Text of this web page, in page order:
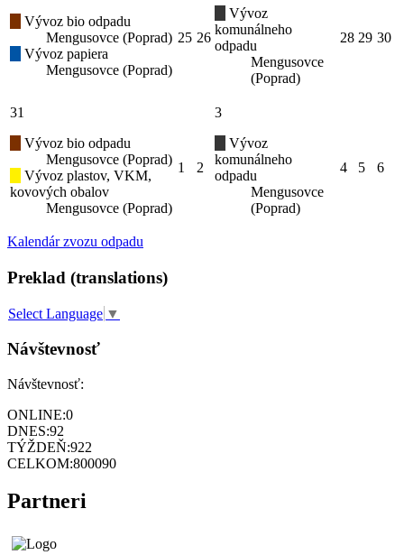
Vývoz bio odpadu
Mengusovce (Poprad)
Vývoz papiera
Mengusovce (Poprad)
25 26
Vývoz
komunálneho
odpadu
Mengusovce
(Poprad)
28 29 30
31
Vývoz bio odpadu
Mengusovce (Poprad)
Vývoz plastov, VKM,
kovových obalov
Mengusovce (Poprad)
1 2
3
Vývoz
komunálneho
odpadu
Mengusovce
(Poprad)
4 5 6
Kalendár zvozu odpadu
Preklad (translations)
Select Language ▼
Návštevnosť
Návštevnosť:
ONLINE:0
DNES:92
TÝŽDEŇ:922
CELKOM:800090
Partneri